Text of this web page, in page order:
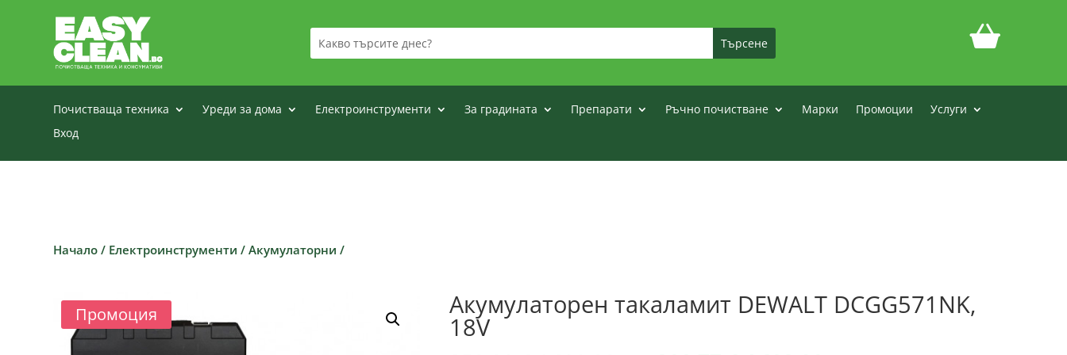
Почистваща техника Уреди за дома Електроинструменти За градината Препарати Ръчно почистване Марки Промоции
Услуги
Вход
Начало / Електроинструменти /Акумулаторни /
Промоция Акумулаторен такаламит DEWALT DCGG571NK,
18V